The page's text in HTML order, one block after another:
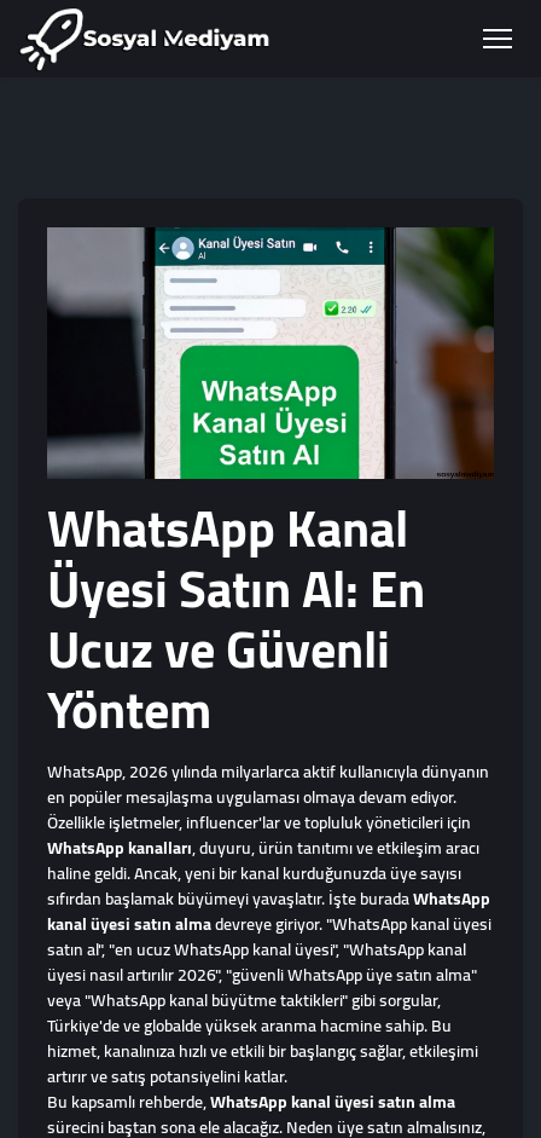
WhatsApp Kanal
Üyesi Satın Al: En
Ucuz ve Güvenli
Yöntem
WhatsApp, 2026 yılında milyarlarca aktif kullanıcıyla dünyanın
en popüler mesajlaşma uygulaması olmaya devam ediyor.
Özellikle işletmeler, influencer'lar ve topluluk yöneticileri için
WhatsApp kanalları, duyuru, ürün tanıtımı ve etkileşim aracı
haline geldi. Ancak, yeni bir kanal kurduğunuzda üye sayısı
sıfırdan başlamak büyümeyi yavaşlatır. İşte buradaWhatsApp
kanal üyesi satın almadevreye giriyor. "WhatsApp kanal üyesi
satın al", "en ucuz WhatsApp kanal üyesi", "WhatsApp kanal
üyesi nasıl artırılır 2026", "güvenli WhatsApp üye satın alma"
veya "WhatsApp kanal büyütme taktikleri" gibi sorgular,
Türkiye'de ve globalde yüksek aranma hacmine sahip. Bu
hizmet, kanalınıza hızlı ve etkili bir başlangıç sağlar, etkileşimi
artırır ve satış potansiyelini katlar.
Bu kapsamlı rehberde,WhatsApp kanal üyesi satın alma
sürecini baştan sona ele alacağız. Neden üye satın almalısınız,